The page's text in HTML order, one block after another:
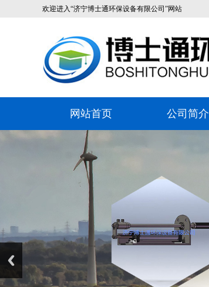
欢迎进入“济宁博士通环保设备有限公司”网站
网站首页 公司简介